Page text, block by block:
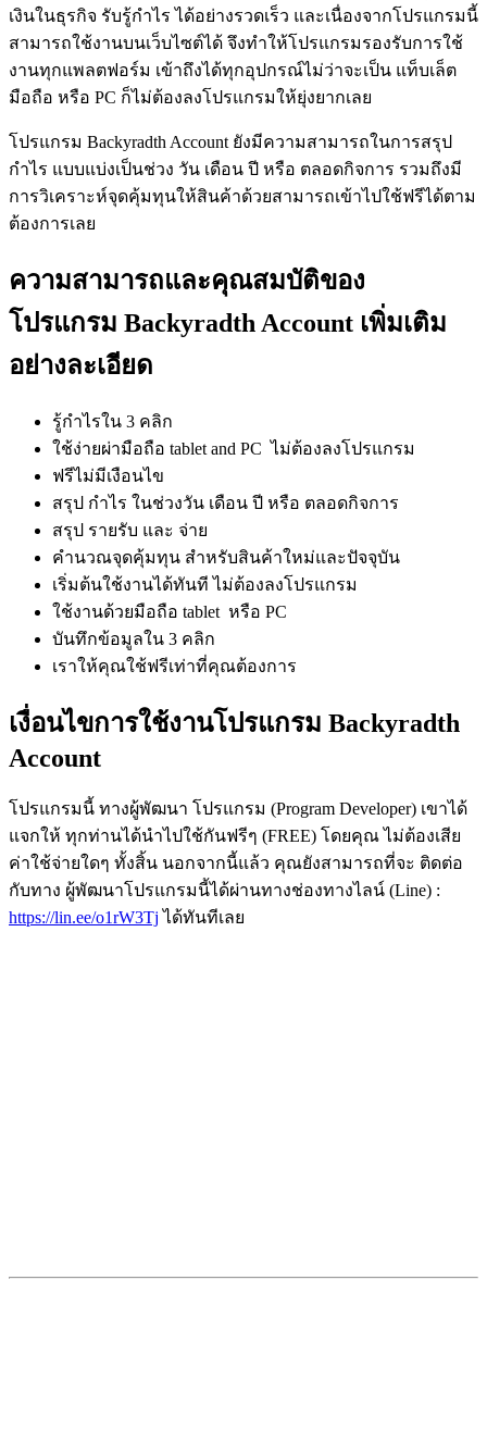
เงินในธุรกิจ รับรู้กำไร ได้อย่างรวดเร็ว และเนื่องจากโปรแกรมนี้
สามารถใช้งานบนเว็บไซต์ได้ จึงทำให้โปรแกรมรองรับการใช้
งานทุกแพลตฟอร์ม เข้าถึงได้ทุกอุปกรณ์ไม่ว่าจะเป็น แท็บเล็ต
มือถือ หรือ PC ก็ไม่ต้องลงโปรแกรมให้ยุ่งยากเลย
โปรแกรม Backyradth Account ยังมีความสามารถในการสรุป
กำไร แบบแบ่งเป็นช่วง วัน เดือน ปี หรือ ตลอดกิจการ รวมถึงมี
การวิเคราะห์จุดคุ้มทุนให้สินค้าด้วยสามารถเข้าไปใช้ฟรีได้ตาม
ต้องการเลย
ความสามารถและคุณสมบัติของ
โปรแกรม Backyradth Account เพิ่มเติม
อย่างละเอียด
รู้กำไรใน 3 คลิก
ใช้ง่ายผ่ามือถือ tablet and PC ไม่ต้องลงโปรแกรม
ฟรีไม่มีเงือนไข
สรุป กำไร ในช่วงวัน เดือน ปี หรือ ตลอดกิจการ
สรุป รายรับ และ จ่าย
คำนวณจุดคุ้มทุน สำหรับสินค้าใหม่และปัจจุบัน
เริ่มต้นใช้งานได้ทันที ไม่ต้องลงโปรแกรม
ใช้งานด้วยมือถือ tablet หรือ PC
บันทึกข้อมูลใน 3 คลิก
เราให้คุณใช้ฟรีเท่าที่คุณต้องการ
เงื่อนไขการใช้งานโปรแกรม Backyradth
Account
โปรแกรมนี้ ทางผู้พัฒนา โปรแกรม (Program Developer) เขาได้
แจกให้ ทุกท่านได้นำไปใช้กันฟรีๆ (FREE) โดยคุณ ไม่ต้องเสีย
ค่าใช้จ่ายใดๆ ทั้งสิ้น นอกจากนี้แล้ว คุณยังสามารถที่จะ ติดต่อ
กับทาง ผู้พัฒนาโปรแกรมนี้ได้ผ่านทางช่องทางไลน์ (Line) :
https://lin.ee/o1rW3Tj ได้ทันทีเลย